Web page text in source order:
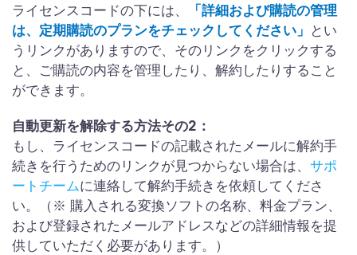
ライセンスコードの下には、
「詳細および購読の管理
は、定期購読のプランをチェックしてください」 とい
うリンクがありますので、そのリンクをクリックする
と、ご購読の内容を管理したり、解約したりすること
ができます。
自動更新を解除する方法その2：
もし、ライセンスコードの記載されたメールに解約手
続きを行うためのリンクが見つからない場合は、 サポ
ートチームに連絡して解約手続きを依頼してくださ
い。（※ 購入される変換ソフトの名称、料金プラン、
および登録されたメールアドレスなどの詳細情報を提
供していただく必要があります。）